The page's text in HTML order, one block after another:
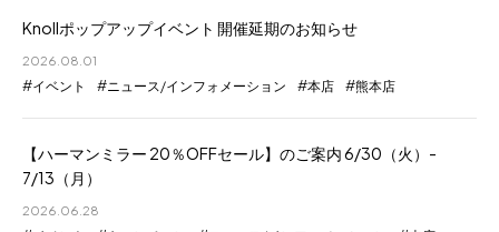
Knollポップアップイベント 開催延期のお知らせ
2026.08.01
イベント ニュース/インフォメーション 本店 熊本店
【ハーマンミラー 20％OFFセール】のご案内 6/30（火）-
7/13（月）
2026.06.28